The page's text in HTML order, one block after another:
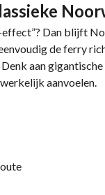
Dan blijft
de ferry
aan
aanvoelen.